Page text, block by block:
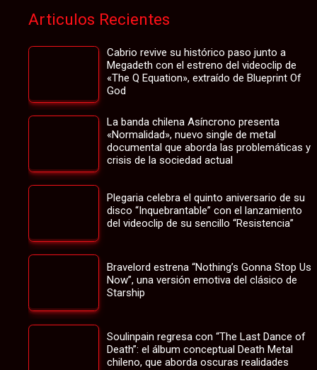
Articulos Recientes
Cabrio revive su histórico paso junto a
Megadeth con el estreno del videoclip de
«The Q Equation», extraído de Blueprint Of
God
La banda chilena Asíncrono presenta
«Normalidad», nuevo single de metal
documental que aborda las problemáticas y
crisis de la sociedad actual
Plegaria celebra el quinto aniversario de su
disco “Inquebrantable” con el lanzamiento
del videoclip de su sencillo “Resistencia”
Bravelord estrena “Nothing’s Gonna Stop Us
Now”, una versión emotiva del clásico de
Starship
Soulinpain regresa con “The Last Dance of
Death”: el álbum conceptual Death Metal
chileno, que aborda oscuras realidades